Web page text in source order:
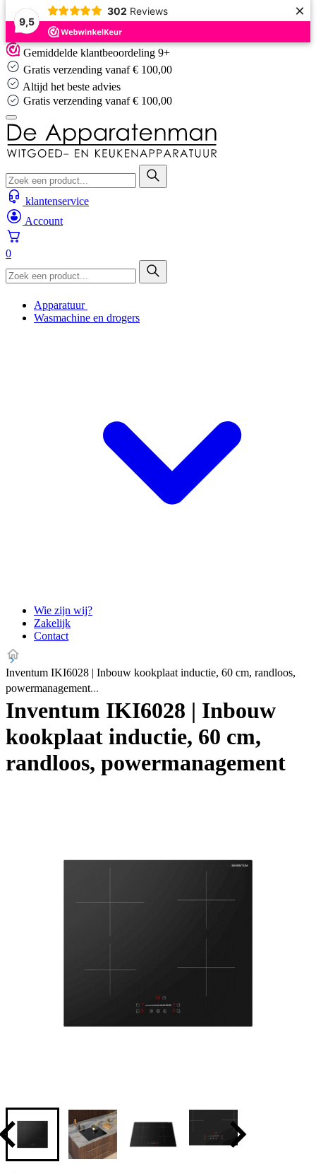
9,5
302 Reviews ×
Skip
to
content
Gemiddelde klantbeoordeling 9+
Gratis verzending vanaf € 100,00
Altijd het beste advies
Altijd het beste advies
klantenservice
Account
0
Apparatuur
Wasmachine en drogers
Wie zijn wij?
Zakelijk
Contact
Inventum IKI6028 | Inbouw kookplaat inductie, 60 cm, randloos,
powermanagement
Inventum IKI6028 | Inbouw
kookplaat inductie, 60 cm,
randloos, powermanagement